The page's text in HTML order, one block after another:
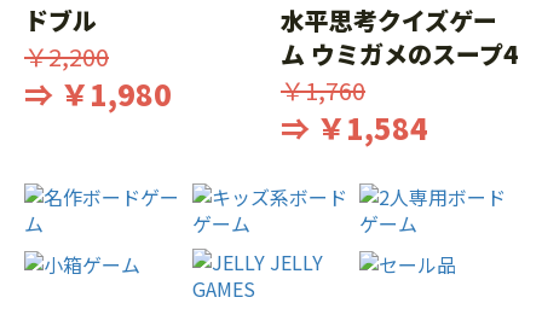
ドブル
￥2,200
⇒ ￥1,980
水平思考クイズゲー
ム ウミガメのスープ4
￥1,760
⇒ ￥1,584